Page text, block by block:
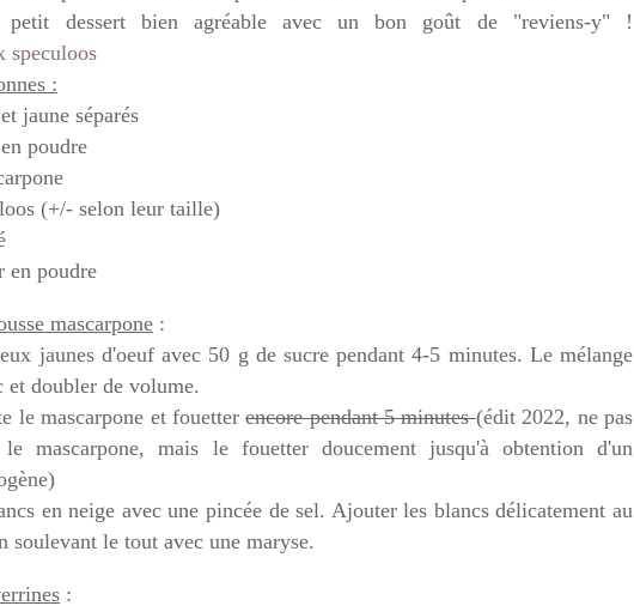
petit dessert bien agréable avec un bon goût de "reviens-y" !
:
jaune séparés
poudre
(+/- selon leur taille)
en poudre
mascarpone :
jaunes d'oeuf avec 50 g de sucre pendant 4-5 minutes. Le mélange
et doubler de volume.
le mascarpone et fouetterencore pendant 5 minutes(édit 2022, ne pas
mascarpone, mais le fouetter doucement jusqu'à obtention d'un
en neige avec une pincée de sel. Ajouter les blancs délicatement au
soulevant le tout avec une maryse.
: